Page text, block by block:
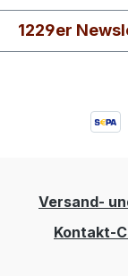
1229er
Versand-
Kontakt-